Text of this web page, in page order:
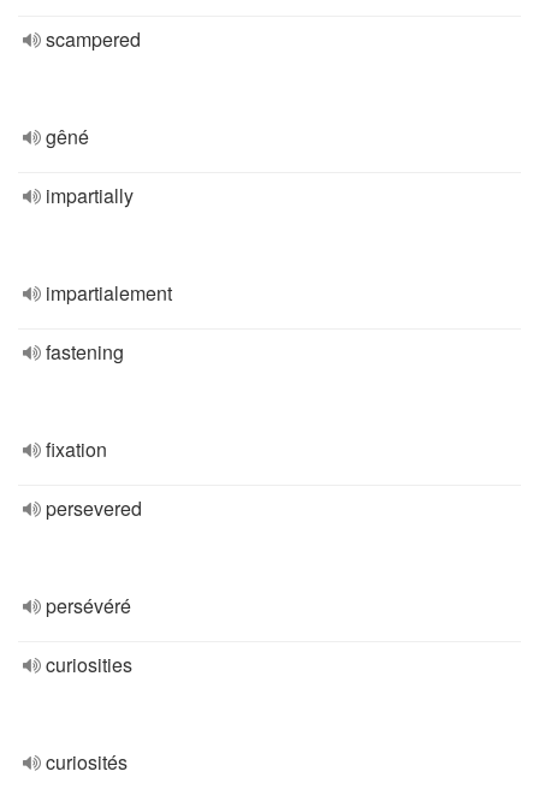
scampered
gêné
impartially
impartialement
fastening
fixation
persevered
persévéré
curiosities
curiosités